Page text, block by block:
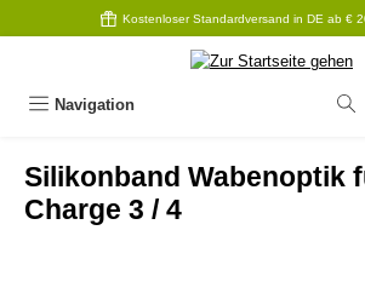
Zum Hauptinhalt springenKostenloser Standardversand in DE ab €
Navigation
Silikonband Wabenoptik
Charge 3 / 4